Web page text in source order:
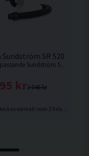
Sundström SR 520
Huva passande Sundström SR 500 / SR 700.
2 046 kr
kr
normalt inom 2-5 dagar